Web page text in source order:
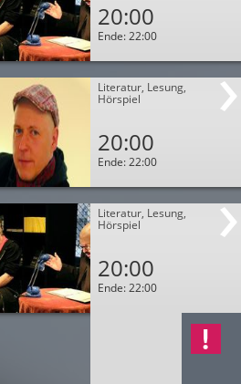
20:00
Ende: 22:00
Literatur, Lesung,
Hörspiel
20:00
Ende: 22:00
Literatur, Lesung,
Hörspiel
20:00
Ende: 22:00